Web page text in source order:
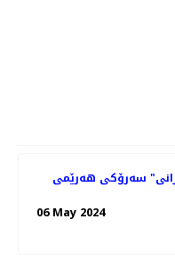
سەرۆکی هەرێمی
06 May 2024